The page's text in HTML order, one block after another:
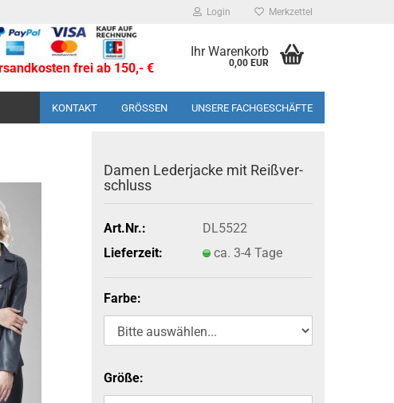
Login Merkzettel
frei ab 150,- €
Ihr Warenkorb
0,00 EUR
KONTAKT GRÖSSEN UNSERE FACHGESCHÄFTE
Damen Le­der­ja­cke mit Reiß­ver­
schluss
Art.Nr.:
DL5522
Lieferzeit:
ca. 3-4 Tage
Farbe:
Größe: